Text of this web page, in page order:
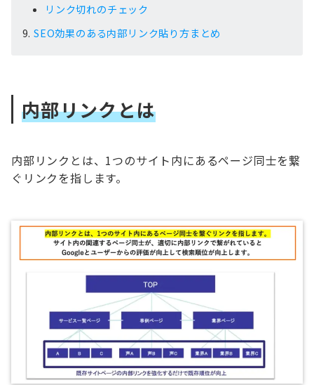
リンク切れのチェック
SEO効果のある内部リンク貼り方まとめ
内部リンクとは
内部リンクとは、1つのサイト内にあるページ同士を繋
ぐリンクを指します。